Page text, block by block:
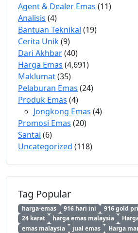
Agent & Dealer Emas (11)
Analisis (4)
Bantuan Teknikal (19)
Cerita Unik(9)
Dari Akhbar(40)
Harga Emas (4,691)
Maklumat(35)
Pelaburan Emas (24)
Produk Emas (4)
Jongkong Emas (4)
Promosi Emas (20)
Santai (6)
Uncategorized (118)
Tag Popular
harga-emas 916 hari ini 916 gold
24 karat
harga emas malaysia
emas malaysia
jual emas Harga